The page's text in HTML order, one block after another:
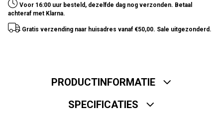
Voor 16:00 uur besteld, dezelfde dag nog verzonden. Betaal
achteraf met Klarna.
Gratis verzending naar huisadres vanaf €50,00. Sale uitgezonderd.
PRODUCTINFORMATIE
SPECIFICATIES